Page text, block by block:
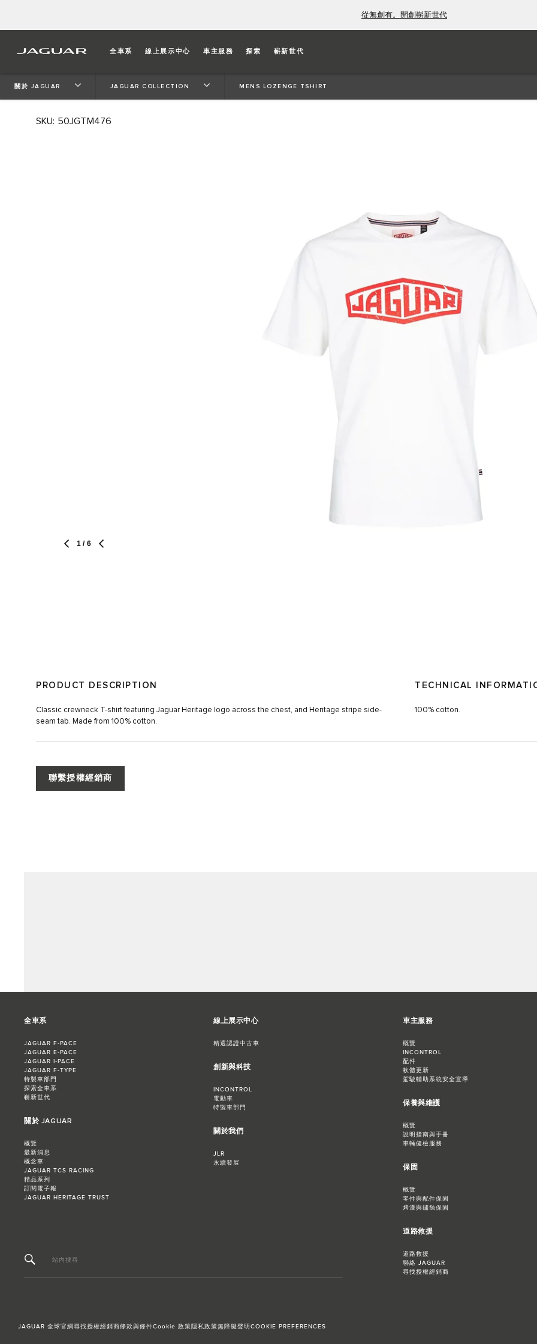
從無創有。開創嶄新世代
全車系 線上展示中心 車主服務 探索 嶄新世代
關於 JAGUAR JAGUAR COLLECTION MENS LOZENGE TSHIRT
MEN'S HERITAGE LOZENGE T-SHIRT
Classic crewneck T-shirt featuring Jaguar Heritage logo across the chest, and Heritage stripe side-seam
SKU: 50JGTM476
1 / 6
PRODUCT DESCRIPTION
Classic crewneck T-shirt featuring Jaguar Heritage logo across the chest, and Heritage stripe side-
seam tab. Made from 100% cotton.
TECHNICAL
100% cotton.
聯繫授權經銷商
全車系
JAGUAR F‑PACE
JAGUAR E‑PACE
JAGUAR I‑PACE
JAGUAR F‑TYPE
特製車部門
探索全車系
嶄新世代
關於 JAGUAR
概覽
最新消息
概念車
JAGUAR TCS RACING
精品系列
訂閱電子報
JAGUAR HERITAGE TRUST
線上展示中心
精選認證中古車
創新與科技
INCONTROL
電動車
特製車部門
關於我們
JLR
永續發展
車主服務
概覽
INCONTROL
配件
軟體更新
駕駛輔助系統安全宣導
保養與維護
概覽
說明指南與手冊
車輛健檢服務
保固
概覽
零件與配件保固
烤漆與鏽蝕保固
道路救援
道路救援
聯絡 JAGUAR
尋找授權經銷商
站內搜尋
JAGUAR 全球官網尋找授權經銷商條款與條件Cookie 政策隱私政策無障礙聲明COOKIE PREFERENCES